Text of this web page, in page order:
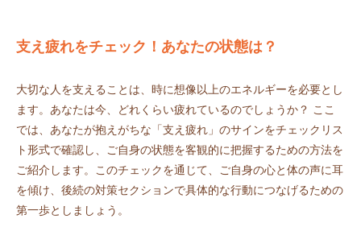
支え疲れをチェック！あなたの状態は？
大切な人を支えることは、時に想像以上のエネルギーを必要とし
ます。あなたは今、どれくらい疲れているのでしょうか？ ここ
では、あなたが抱えがちな「支え疲れ」のサインをチェックリス
ト形式で確認し、ご自身の状態を客観的に把握するための方法を
ご紹介します。このチェックを通じて、ご自身の心と体の声に耳
を傾け、後続の対策セクションで具体的な行動につなげるための
第一歩としましょう。